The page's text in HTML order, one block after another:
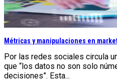
Métricas y manipulaciones en
Por las redes sociales circula
que “los datos no son solo
decisiones”. Esta...